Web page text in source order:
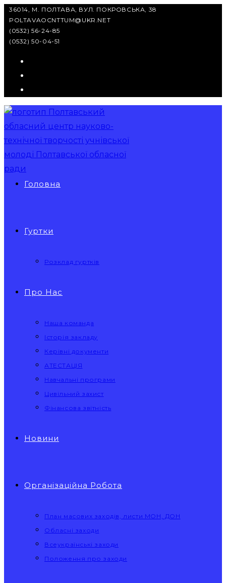
Перейти
до
вмісту
36014, М. ПОЛТАВА, ВУЛ. ПОКРОВСЬКА, 38
POLTAVAOCNTTUM@UKR.NET
(0532) 56-24-85
(0532) 50-04-51
Головна
Гуртки
Розклад гуртків
Про Нас
Наша команда
Історія закладу
Керівні документи
АТЕСТАЦІЯ
Навчальні програми
Цивільний захист
Фінансова звітність
Новини
Організаційна Робота
План масових заходів, листи МОН, ДОН
Обласні заходи
Всеукраїнські заходи
Положення про заходи